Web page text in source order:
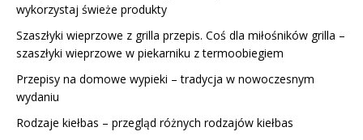
wykorzystaj świeże produkty
Szaszłyki wieprzowe z grilla przepis. Coś dla miłośników grilla –
szaszłyki wieprzowe w piekarniku z termoobiegiem
Przepisy na domowe wypieki – tradycja w nowoczesnym
wydaniu
Rodzaje kiełbas – przegląd różnych rodzajów kiełbas